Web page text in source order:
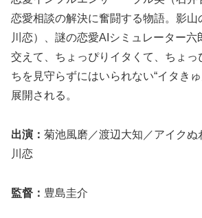
恋愛相談の解決に奮闘する物語。影山
川恋）、謎の恋愛AIシミュレーター六
交えて、ちょっぴりイタくて、ちょっ
ちを見守らずにはいられない“イタき
展開される。
出演： 菊池風磨／渡辺大知／アイクぬ
川恋
監督： 豊島圭介